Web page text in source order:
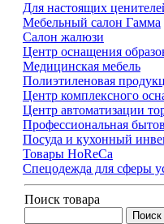
Для настоящих
Мебельный салон Гамма
Салон жалюзи
Центр оснащения
Медицинская мебель
Полиэтиленовая
Центр комплексного
Центр автоматизации
Профессиональная
Посуда и кухонный
Товары HoReCa
Спецодежда для сферы
Поиск товара